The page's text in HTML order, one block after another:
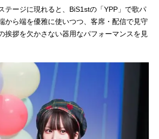
テージに現れると、BiS1stの「YPP」で歌パ
から端を優雅に使いつつ、客席・配信で見守
挨拶を欠かさない器用なパフォーマンスを見